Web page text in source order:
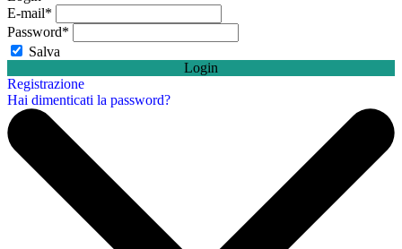
E-mail*
Password*
Salva
Login
Registrazione
Hai dimenticati la password?